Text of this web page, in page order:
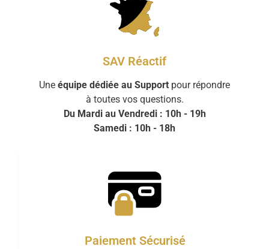
SAV Réactif
Une équipe dédiée au Support pour répondre
à toutes vos questions.
Du Mardi au Vendredi : 10h - 19h
Samedi : 10h - 18h
Paiement Sécurisé